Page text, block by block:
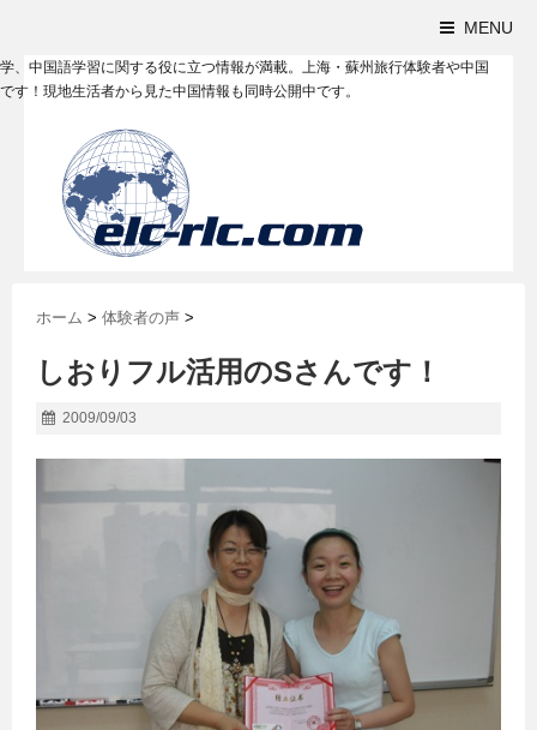
MENU
、中国語学習に関する役に立つ情報が満載。上海・蘇州旅行体験者や中国
す！現地生活者から見た中国情報も同時公開中です。
ホーム > 体験者の声 >
しおりフル活用のSさんです！
2009/09/03